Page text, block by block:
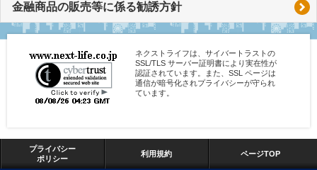
金融商品の販売等に係る勧誘方針
ネクストライフは、サイバートラストの
SSL/TLS サーバー証明書により実在性が
認証されています。また、SSL ページは
通信が暗号化されプライバシーが守られ
ています。
プライバシー
ポリシー
利用規約 ページTOP